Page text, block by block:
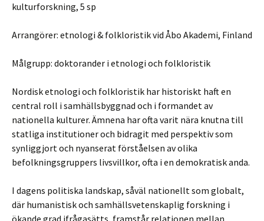
kulturforskning, 5 sp
Arrangörer: etnologi & folkloristik vid Åbo Akademi, Finland
Målgrupp: doktorander i etnologi och folkloristik
Nordisk etnologi och folkloristik har historiskt haft en
central roll i samhällsbyggnad och i formandet av
nationella kulturer. Ämnena har ofta varit nära knutna till
statliga institutioner och bidragit med perspektiv som
synliggjort och nyanserat förståelsen av olika
befolkningsgruppers livsvillkor, ofta i en demokratisk anda.
I dagens politiska landskap, såväl nationellt som globalt,
där humanistisk och samhällsvetenskaplig forskning i
ökande grad ifrågasätts, framstår relationen mellan